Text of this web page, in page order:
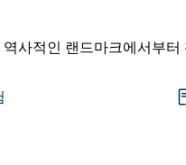
사적인 랜드마크에서부터